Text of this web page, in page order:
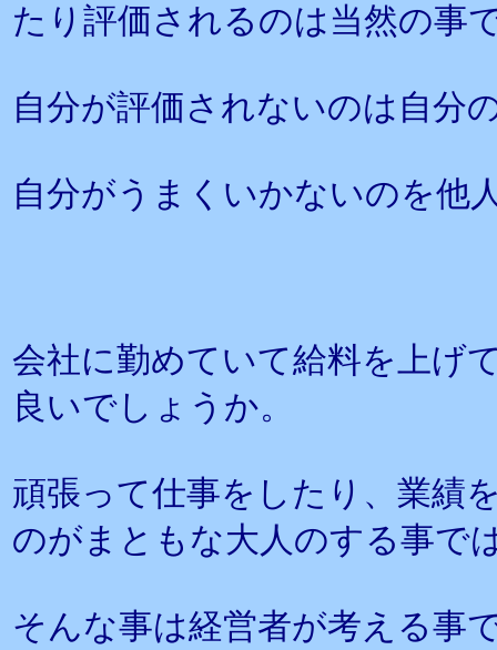
たり評価されるのは当然の事
自分が評価されないのは自分
自分がうまくいかないのを他
会社に勤めていて給料を上げ
良いでしょうか。
頑張って仕事をしたり、業績
のがまともな大人のする事で
そんな事は経営者が考える事